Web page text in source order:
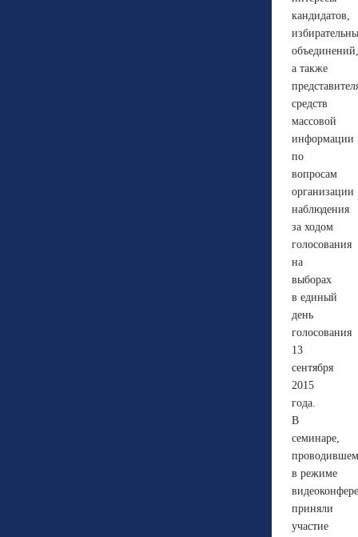
кандидатов,
объединений,
а также
средств
массовой
информации
по
вопросам
организации
наблюдения
за ходом
голосования
на
выборах
в единый
день
голосования
13
сентября
2015
года.
В
семинаре,
в режиме
приняли
участие